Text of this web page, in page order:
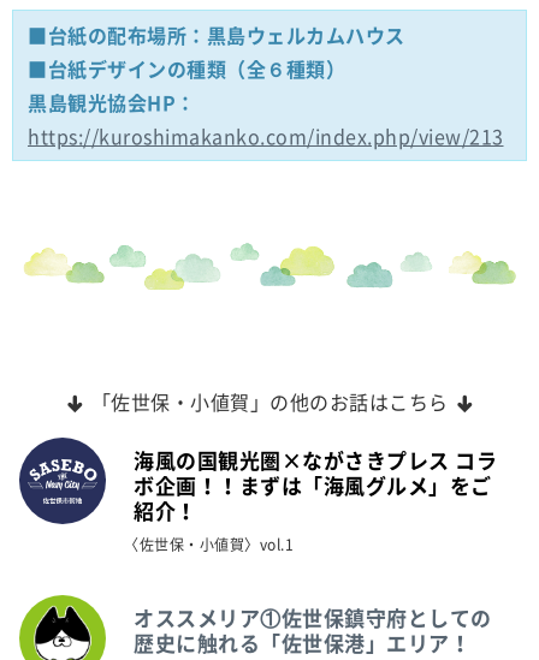
■台紙の配布場所：黒島ウェルカムハウス
■台紙デザインの種類（全６種類）
黒島観光協会HP：
https://kuroshimakanko.com/index.php/view/213
「佐世保・小値賀」の他のお話はこちら
海風の国観光圏×ながさきプレス コラ
ボ企画！！まずは「海風グルメ」をご
紹介！
〈佐世保・小値賀〉vol.1
オススメリア①佐世保鎮守府としての
歴史に触れる「佐世保港」エリア！